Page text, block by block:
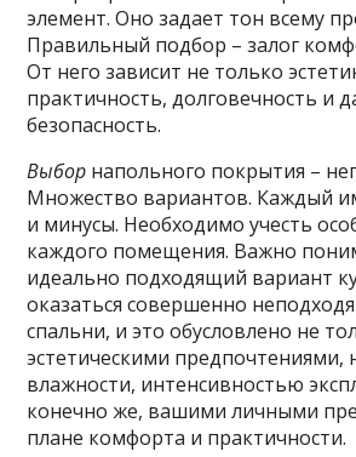
элемент. Оно задает тон всему
Правильный подбор – залог
От него зависит не только
практичность, долговечность и
безопасность.
Выбор напольного покрытия –
Множество вариантов. Каждый
и минусы. Необходимо учесть
каждого помещения. Важно
идеально подходящий вариант
оказаться совершенно
спальни, и это обусловлено не
эстетическими предпочтениями,
влажности, интенсивностью
конечно же, вашими личными
плане комфорта и практичности.